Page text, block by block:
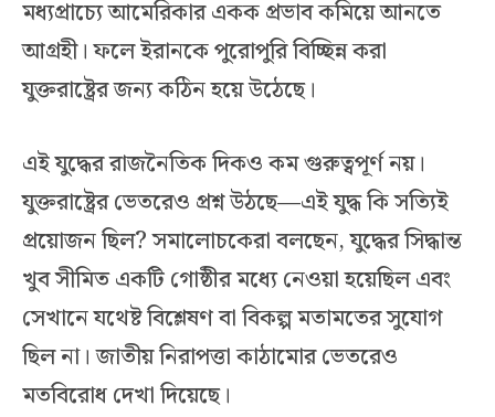
মধ্যপ্রাচ্যে আমেরিকার একক প্রভাব কমিয়ে আনতে
আগ্রহী। ফলে ইরানকে পুরোপুরি বিচ্ছিন্ন করা
যুক্তরাষ্ট্রের জন্য কঠিন হয়ে উঠেছে।
এই যুদ্ধের রাজনৈতিক দিকও কম গুরুত্বপূর্ণ নয়।
যুক্তরাষ্ট্রের ভেতরেও প্রশ্ন উঠছে—এই যুদ্ধ কি সত্যিই
প্রয়োজন ছিল? সমালোচকেরা বলছেন, যুদ্ধের সিদ্ধান্ত
খুব সীমিত একটি গোষ্ঠীর মধ্যে নেওয়া হয়েছিল এবং
সেখানে যথেষ্ট বিশ্লেষণ বা বিকল্প মতামতের সুযোগ
ছিল না। জাতীয় নিরাপত্তা কাঠামোর ভেতরেও
মতবিরোধ দেখা দিয়েছে।